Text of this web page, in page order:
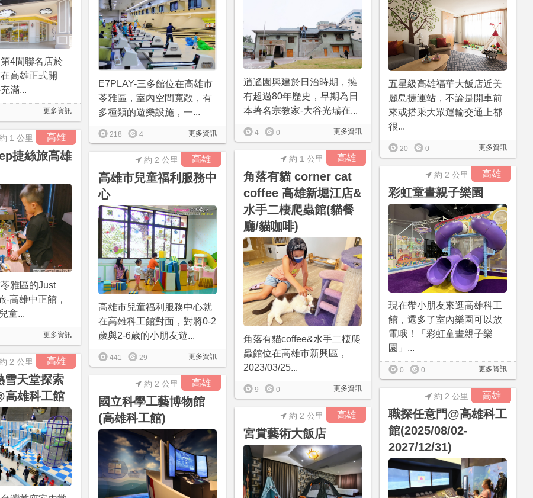
4間聯名店於
高雄正式開
滿...
更多資訊
逍遙園興建於日治時期，擁
有超過80年歷史，早期為日
本著名宗教家-大谷光瑞在...
更多資訊
4 0
E7PLAY-三多館位在高雄市
苓雅區，室內空間寬敞，有
多種類的遊樂設施，一...
更多資訊
218 4
五星級高雄福華大飯店近美
麗島捷運站，不論是開車前
來或搭乘大眾運輸交通上都
很...
更多資訊
20 0
高雄
捷絲旅高雄
1 公里
雅區的Just
-高雄中正館，
童...
更多資訊
高雄
角落有貓 corner cat
coffee 高雄新堀江店&
水手二棲爬蟲館(貓餐
廳/貓咖啡)
約 1 公里
角落有貓coffee&水手二棲爬
蟲館位在高雄市新興區，
2023/03/25...
更多資訊
9 0
高雄
高雄市兒童福利服務中
心
約 2 公里
高雄市兒童福利服務中心就
在高雄科工館對面，對將0-2
歲與2-6歲的小朋友遊...
更多資訊
441 29
高雄
彩虹童畫親子樂園
約 2 公里
現在帶小朋友來逛高雄科工
館，還多了室內樂園可以放
電哦！「彩虹童畫親子樂
園」...
更多資訊
0 0
高雄
雪天堂探索
高雄科工館
2 公里
高雄
國立科學工藝博物館
(高雄科工館)
約 2 公里
高雄
職探任意門@高雄科工
館(2025/08/02-
2027/12/31)
約 2 公里
高雄
宮賞藝術大飯店
約 2 公里